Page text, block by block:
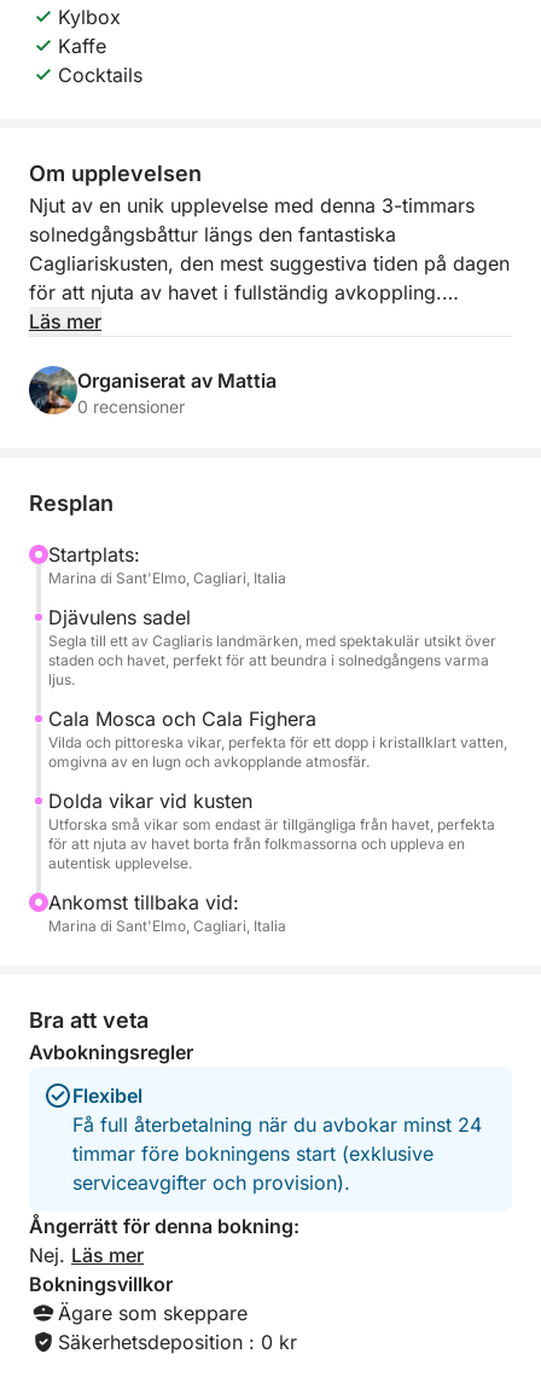
Kylbox
Kaffe
Cocktails
Om upplevelsen
Njut av en unik upplevelse med denna 3-timmars
solnedgångsbåttur längs den fantastiska
Cagliariskusten, den mest suggestiva tiden på dagen
för att njuta av havet i fullständig avkoppling.
några av områdets vackraste vikar, som Cala
Mosca, Cala Bernat och Cala Fighera, omgivna av
njuta av havet i en lugn och förtrollande atmosfär.
En komplett aperitif väntar dig ombord, inklusive en
flaska vin eller prosecco, läsk, snacks och typiska
lokala produkter på begäran.
Du kan också anpassa upplevelsen med drycker
mer speciellt.
denna oförglömliga solnedgång med din fyrbenta
vän.
När solen går ner vid horisonten kan du koppla av
ombord och njuta av de unika färgerna och den
Läs mer
Organiserat av Mattia
0 recensioner
Resplan
Startplats:
Marina di Sant'Elmo, Cagliari, Italia
Djävulens sadel
Segla till ett av Cagliaris landmärken, med spektakulär utsikt över
staden och havet, perfekt för att beundra i solnedgångens varma
ljus.
Cala Mosca och Cala Fighera
Vilda och pittoreska vikar, perfekta för ett dopp i kristallklart vatten,
omgivna av en lugn och avkopplande atmosfär.
Dolda vikar vid kusten
Utforska små vikar som endast är tillgängliga från havet, perfekta
för att njuta av havet borta från folkmassorna och uppleva en
autentisk upplevelse.
Ankomst tillbaka vid:
Marina di Sant'Elmo, Cagliari, Italia
Bra att veta
Avbokningsregler
Flexibel
Få full återbetalning när du avbokar minst 24
timmar före bokningens start (exklusive
serviceavgifter och provision).
Ångerrätt för denna bokning:
Nej. Läs mer
Bokningsvillkor
Ägare som skeppare
Säkerhetsdeposition : 0 kr